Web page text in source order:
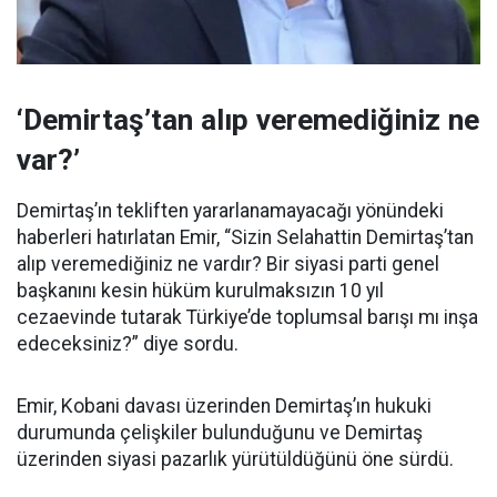
‘Demirtaş’tan alıp veremediğiniz ne
var?’
Demirtaş’ın tekliften yararlanamayacağı yönündeki
haberleri hatırlatan Emir, “Sizin Selahattin Demirtaş’tan
alıp veremediğiniz ne vardır? Bir siyasi parti genel
başkanını kesin hüküm kurulmaksızın 10 yıl
cezaevinde tutarak Türkiye’de toplumsal barışı mı inşa
edeceksiniz?” diye sordu.
Emir, Kobani davası üzerinden Demirtaş’ın hukuki
durumunda çelişkiler bulunduğunu ve Demirtaş
üzerinden siyasi pazarlık yürütüldüğünü öne sürdü.